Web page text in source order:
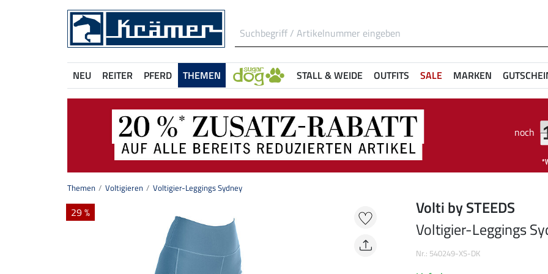
NEU REITER PFERD THEMEN STALL & WEIDE OUTFITS SALE MARKEN
noch
Themen Voltigieren Voltigier-Leggings Sydney
29 %
Volti by STEEDS
Voltigier-Leggings
Nr.: 540249-XS-DK